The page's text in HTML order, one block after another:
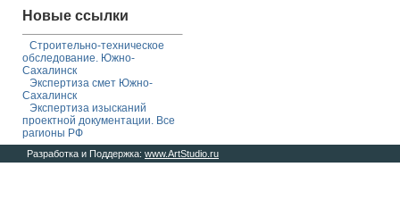
Новые ссылки
Строительно-техническое
обследование. Южно-
Сахалинск
Экспертиза смет Южно-
Сахалинск
Экспертиза изысканий
проектной документации. Все
рагионы РФ
Разработка и Поддержка: www.ArtStudio.ru